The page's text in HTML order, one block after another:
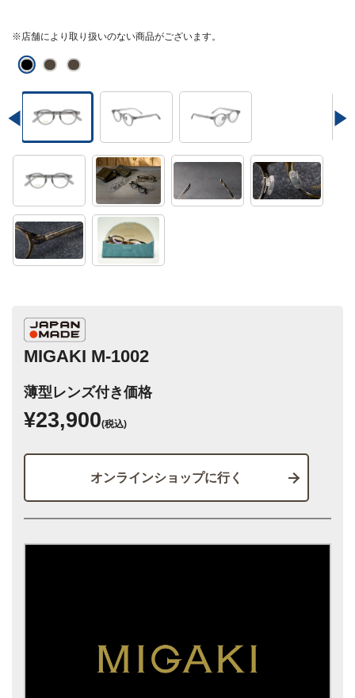
※店舗により取り扱いのない商品がございます。
MIGAKI M-1002
薄型レンズ付き価格
¥23,900(税込)
オンラインショップに行く